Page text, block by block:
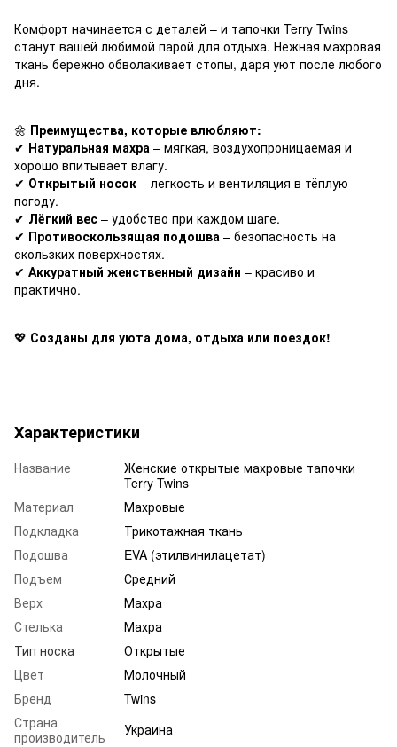
Комфорт начинается с деталей – и тапочки Terry Twins
станут вашей любимой парой для отдыха. Нежная махровая
ткань бережно обволакивает стопы, даря уют после любого
дня.
🌼 Преимущества, которые влюбляют:
✔ Натуральная махра – мягкая, воздухопроницаемая и
хорошо впитывает влагу.
✔ Открытый носок – легкость и вентиляция в тёплую
погоду.
✔ Лёгкий вес – удобство при каждом шаге.
✔ Противоскользящая подошва – безопасность на
скользких поверхностях.
✔ Аккуратный женственный дизайн – красиво и
практично.
💖 Созданы для уюта дома, отдыха или поездок!
Характеристики
Название
Женские открытые махровые тапочки
Terry Twins
Материал
Махровые
Подкладка
Трикотажная ткань
Подошва
EVA (этилвинилацетат)
Подъем
Средний
Верх
Махра
Стелька
Махра
Тип носка
Открытые
Цвет
Молочный
Бренд
Twins
Страна
производитель
Украина